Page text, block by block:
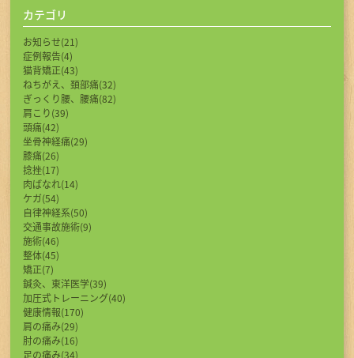
カテゴリ
お知らせ(21)
症例報告(4)
猫背矯正(43)
ねちがえ、頚部痛(32)
ぎっくり腰、腰痛(82)
肩こり(39)
頭痛(42)
坐骨神経痛(29)
膝痛(26)
捻挫(17)
肉ばなれ(14)
ケガ(54)
自律神経系(50)
交通事故施術(9)
施術(46)
整体(45)
矯正(7)
鍼灸、東洋医学(39)
加圧式トレーニング(40)
健康情報(170)
肩の痛み(29)
肘の痛み(16)
足の痛み(34)